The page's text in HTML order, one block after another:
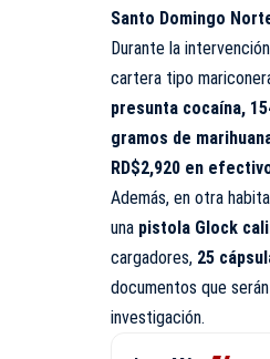
Santo Domingo
Durante la
cartera tipo
presunta cocaína,
gramos de
RD$2,920 en
Además, en otra
una pistola Glock
cargadores, 25
documentos que
investigación.